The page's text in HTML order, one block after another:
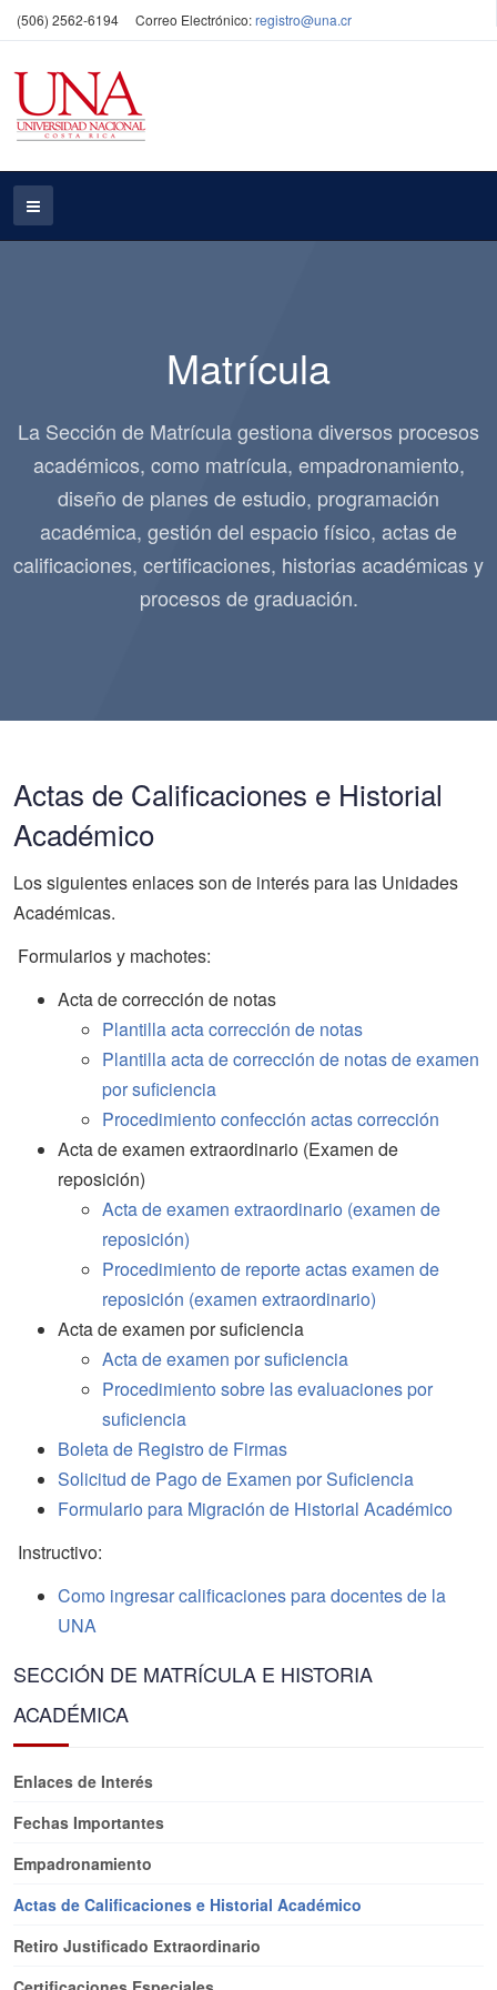
(506) 2562-6194 Correo Electrónico:registro@una.cr
Matrícula
La Sección de Matrícula gestiona diversos procesos
académicos, como matrícula, empadronamiento,
diseño de planes de estudio, programación
académica, gestión del espacio físico, actas de
calificaciones, certificaciones, historias académicas y
procesos de graduación.
Actas de Calificaciones e Historial
Académico
Los siguientes enlaces son de interés para las Unidades
Académicas.
Formularios y machotes:
Acta de corrección de notas
Plantilla acta corrección de notas
Plantilla acta de corrección de notas de examen
por suficiencia
Procedimiento confección actas corrección
Acta de examen extraordinario (Examen de
reposición)
Acta de examen extraordinario (examen de
reposición)
Procedimiento de reporte actas examen de
reposición (examen extraordinario)
Acta de examen por suficiencia
Acta de examen por suficiencia
Procedimiento sobre las evaluaciones por
suficiencia
Boleta de Registro de Firmas
Solicitud de Pago de Examen por Suficiencia
Formulario para Migración de Historial Académico
Instructivo:
Como ingresar calificaciones para docentes de la
UNA
SECCIÓN DE MATRÍCULA E HISTORIA
ACADÉMICA
Enlaces de Interés
Fechas Importantes
Empadronamiento
Actas de Calificaciones e Historial Académico
Retiro Justificado Extraordinario